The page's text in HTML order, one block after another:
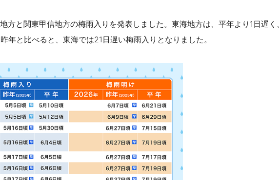
方と関東甲信地方の梅雨入りを発表しました。東海地方は、平年より1日遅く、
年と比べると、東海では21日遅い梅雨入りとなりました。